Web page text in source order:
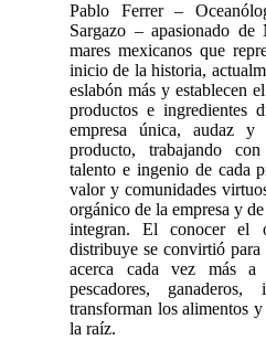
Pablo Ferrer –
Sargazo – apasionado
mares mexicanos que
inicio de la historia,
eslabón más y establecen
productos e ingredientes
empresa única, audaz
producto, trabajando
talento e ingenio de cada
valor y comunidades
orgánico de la empresa y
integran. El conocer el
distribuye se convirtió para
acerca cada vez más a
pescadores,
transforman los alimentos
la raíz.